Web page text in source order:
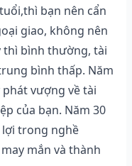
bạn nên cẩn
giao, không nên
thì bình thường, tài
bình thấp. Năm
vượng về tài
của bạn. Năm 30
lợi trong nghề
mắn và thành